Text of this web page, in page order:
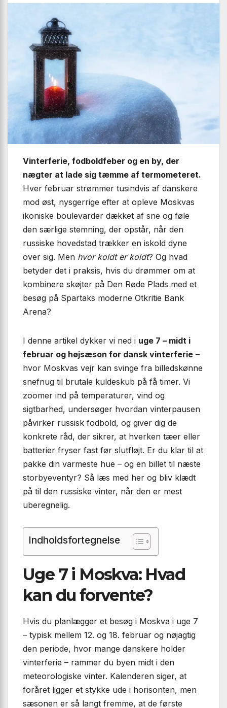
Vinterferie, fodboldfeber og en by, der
nægter at lade sig tæmme af termometeret.
Hver februar strømmer tusindvis af danskere
mod øst, nysgerrige efter at opleve Moskvas
ikoniske boulevarder dækket af sne og føle
den særlige stemning, der opstår, når den
russiske hovedstad trækker en iskold dyne
over sig. Men hvor koldt er koldt? Og hvad
betyder det i praksis, hvis du drømmer om at
kombinere skøjter på Den Røde Plads med et
besøg på Spartaks moderne Otkritie Bank
Arena?
I denne artikel dykker vi ned i uge 7 – midt i
februar og højsæson for dansk vinterferie –
hvor Moskvas vejr kan svinge fra billedskønne
snefnug til brutale kuldeskub på få timer. Vi
zoomer ind på temperaturer, vind og
sigtbarhed, undersøger hvordan vinterpausen
påvirker russisk fodbold, og giver dig de
konkrete råd, der sikrer, at hverken tæer eller
batterier fryser fast før slutfløjt. Er du klar til at
pakke din varmeste hue – og en billet til næste
storbyeventyr? Så læs med her og bliv klædt
på til den russiske vinter, når den er mest
uberegnelig.
Indholdsfortegnelse
Uge 7 i Moskva: Hvad
kan du forvente?
Hvis du planlægger et besøg i Moskva i uge 7
– typisk mellem 12. og 18. februar og nøjagtig
den periode, hvor mange danskere holder
vinterferie – rammer du byen midt i den
meteorologiske vinter. Kalenderen siger, at
foråret ligger et stykke ude i horisonten, men
sæsonen er så langt fremme, at de første